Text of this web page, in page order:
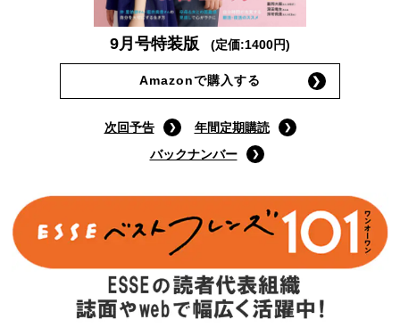
9月号特装版 (定価:1400円)
Amazonで購入する
次回予告
年間定期購読
バックナンバー